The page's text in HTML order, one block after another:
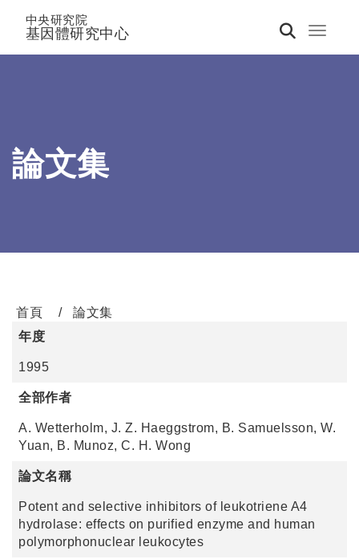
Toggle
中央研究院
基因體研究中心
論文集
首頁
論文集
年度
1995
全部作者
A. Wetterholm, J. Z. Haeggstrom, B. Samuelsson, W.
Yuan, B. Munoz, C. H. Wong
論文名稱
Potent and selective inhibitors of leukotriene A4
hydrolase: effects on purified enzyme and human
polymorphonuclear leukocytes